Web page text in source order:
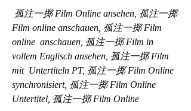
Film online anschauen, 孤注一掷 Film
online  anschauen, 孤注一掷 Film in
vollem Englisch ansehen, 孤注一掷 Film
mit  Untertiteln PT, 孤注一掷 Film Online
synchronisiert, 孤注一掷 Film Online
Untertitel, 孤注一掷 Film Online